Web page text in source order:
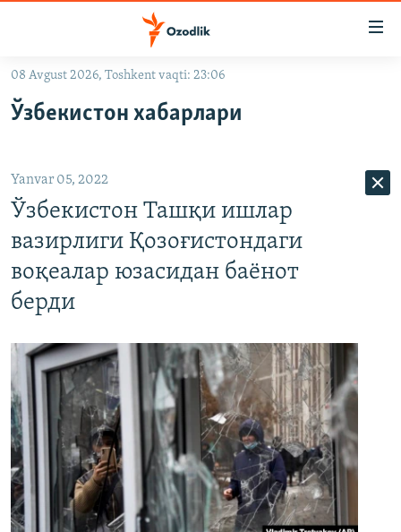
Асосий
Қидиришга
ўтинг
OZODLIK SURISHTIRUVLARI
На русском
ИЖТИМОИЙ ТАРМОҚЛАР
Озодлик бошқа тилларда
08 Avgust 2026, Toshkent vaqti: 23:06
Ўзбекистон хабарлари
Yanvar 05, 2022
Ўзбекистон Ташқи ишлар
вазирлиги Қозоғистондаги
воқеалар юзасидан баёнот
берди